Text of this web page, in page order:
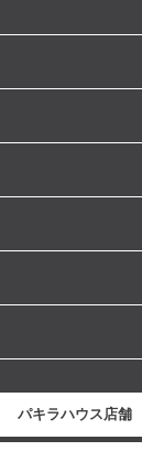
パキラハウス店舗